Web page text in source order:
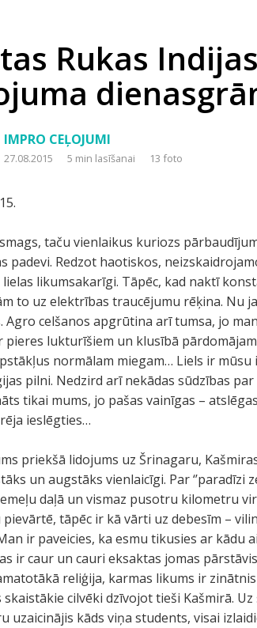
Rukas
IMPRO CEĻOJUMI
27.08.2015 5 min lasīšanai 13 foto
taču vienlaikus kuriozs
padevi. Redzot haotiskos,
lielas likumsakarīgi. Tāpēc, kad naktī
to uz elektrības traucējumu rēķina. Nu
Agro celšanos apgrūtina arī tumsa, jo
pieres lukturīšiem un klusībā
normālam miegam… Liels ir
pilni. Nedzird arī nekādas sūdzības
tikai mums, jo pašas vainīgas –
ieslēgties…
priekšā lidojums uz Šrinagaru,
un augstāks vienlaicīgi. Par ‘’paradīzi
daļā un vismaz pusotru kilometru
pievārtē, tāpēc ir kā vārti uz debesīm –
ir paveicies, ka esmu tikusies ar
ir caur un cauri eksaktas jomas
reliģija, karmas likums ir
skaistākie cilvēki dzīvojot tieši Kašmirā.
uzaicinājis kāds viņa students, visai